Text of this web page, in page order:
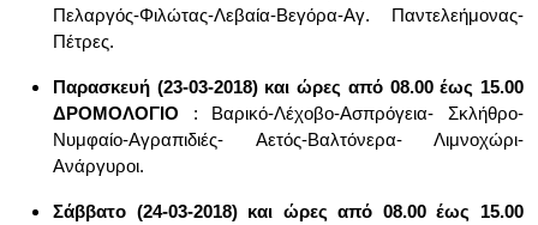
Πελαργός-Φιλώτας-Λεβαία-Βεγόρα-Αγ. Παντελεήμονας-
Πέτρες.
Παρασκευή (23-03-2018) και ώρες από 08.00 έως 15.00
ΔΡΟΜΟΛΟΓΙΟ
: Βαρικό-Λέχοβο-Ασπρόγεια- Σκλήθρο-
Νυμφαίο-Αγραπιδιές- Αετός-Βαλτόνερα- Λιμνοχώρι-
Ανάργυροι.
Σάββατο (24-03-2018) και ώρες από 08.00 έως 15.00